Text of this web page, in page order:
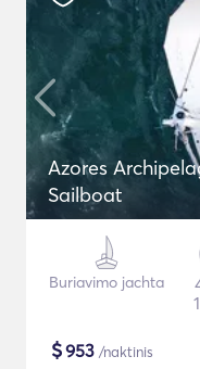
Azores
Sailboat
Buriavimo jachta
$953 /naktinis